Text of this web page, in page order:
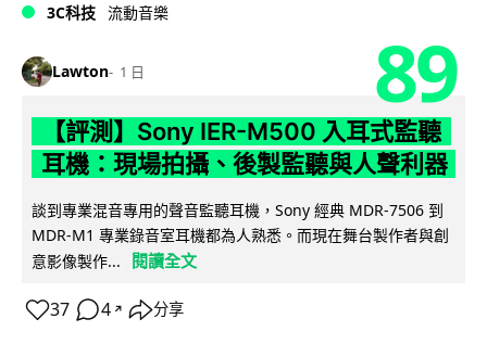
3C科技 流動音樂
Lawton 1 日 89
【評測】Sony IER-M500 入耳式監聽
耳機：現場拍攝、後製監聽與人聲利器
談到專業混音專用的聲音監聽耳機，Sony 經典 MDR-7506 到
MDR-M1 專業錄音室耳機都為人熟悉。而現在舞台製作者與創
意影像製作...
閱讀全文
37 4 ↗ 分享